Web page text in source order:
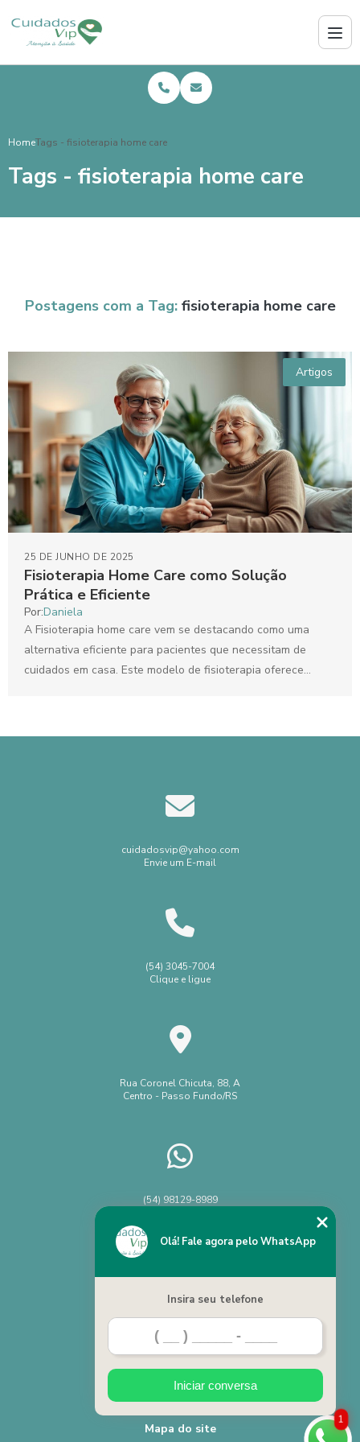
HomeTags - fisioterapia home care
Tags - fisioterapia home care
Postagens com a Tag: fisioterapia home care
Artigos
Fisioterapia Home Care como Solução
Prática e Eficiente
25 DE JUNHO DE 2025
Por:Daniela
A Fisioterapia home care vem se destacando como uma
alternativa eficiente para pacientes que necessitam de
cuidados em casa. Este modelo de fisioterapia oferece
cuidadosvip@yahoo.com
Envie um E-mail
(54) 3045-7004
Clique e ligue
Rua Coronel Chicuta, 88, A
Centro - Passo Fundo/RS
(54) 98129-8989
Home
Categorias
Contato
Mapa do site
1
Olá! Fale agora pelo WhatsApp
Insira seu telefone
Iniciar conversa